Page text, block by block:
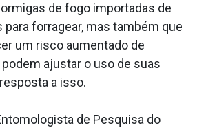
de fogo importadas de
forragear, mas também que
um risco aumentado de
ajustar o uso de suas
a isso.
de Pesquisa do